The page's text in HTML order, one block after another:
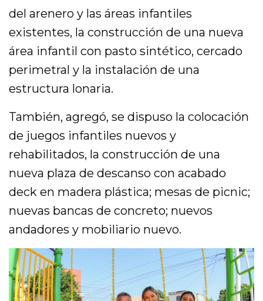
del arenero y las áreas infantiles
existentes, la construcción de una nueva
área infantil con pasto sintético, cercado
perimetral y la instalación de una
estructura lonaria.
También, agregó, se dispuso la colocación
de juegos infantiles nuevos y
rehabilitados, la construcción de una
nueva plaza de descanso con acabado
deck en madera plástica; mesas de picnic;
nuevas bancas de concreto; nuevos
andadores y mobiliario nuevo.